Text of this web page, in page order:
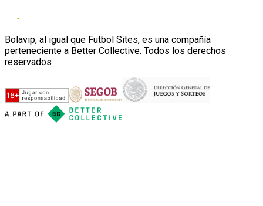
Bolavip, al igual que Futbol Sites, es una compañía
perteneciente a Better Collective. Todos los derechos
reservados